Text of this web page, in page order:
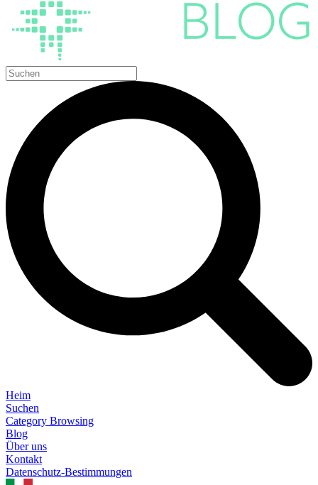
Heim
Suchen
Category Browsing
Blog
Über uns
Kontakt
Datenschutz-Bestimmungen